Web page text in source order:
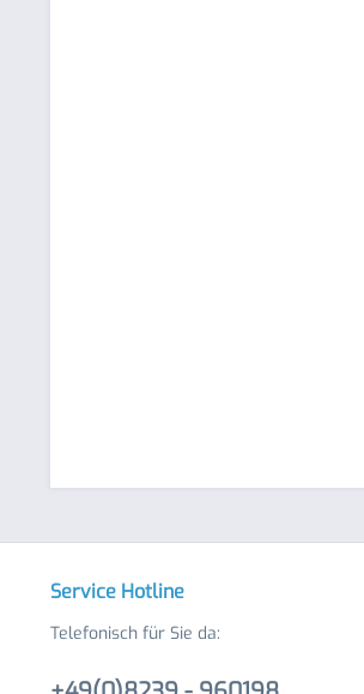
Service Hotline
Telefonisch für Sie da: